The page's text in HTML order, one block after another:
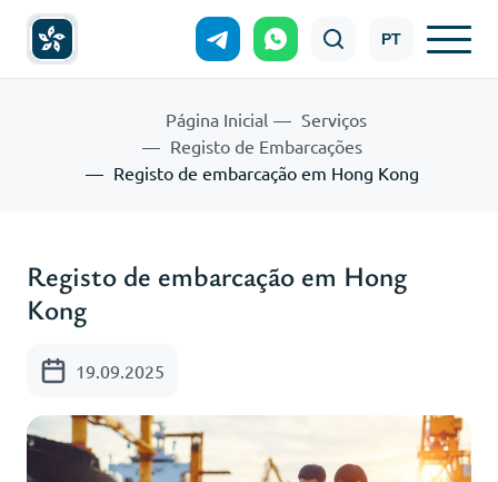
PT
Página Inicial
Serviços
Registo de Embarcações
Registo de embarcação em Hong Kong
Registo de embarcação em Hong
Kong
19.09.2025